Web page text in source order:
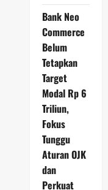
Bank Neo
Commerce
Belum
Tetapkan
Target
Modal Rp 6
Triliun,
Fokus
Tunggu
Aturan OJK
dan
Perkuat